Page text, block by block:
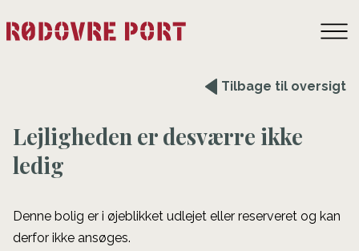
Tilbage til oversigt
Lejligheden er desværre ikke
ledig
Denne bolig er i øjeblikket udlejet eller reserveret og kan
derfor ikke ansøges.